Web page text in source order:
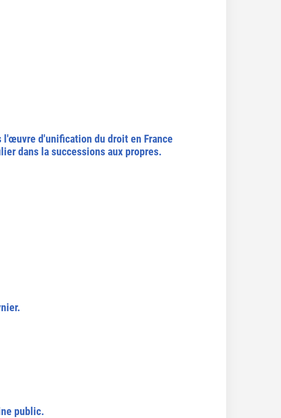
l'œuvre d'unification du droit en France
dans la successions aux propres.
public.